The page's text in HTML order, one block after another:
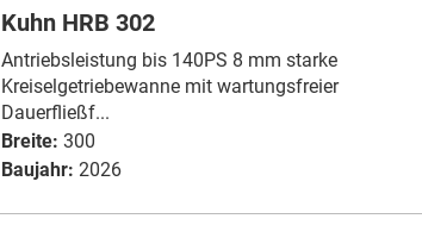
Kuhn HRB 302
Antriebsleistung bis 140PS 8 mm starke
Kreiselgetriebewanne mit wartungsfreier
Dauerfließf...
Breite: 300
Baujahr: 2026